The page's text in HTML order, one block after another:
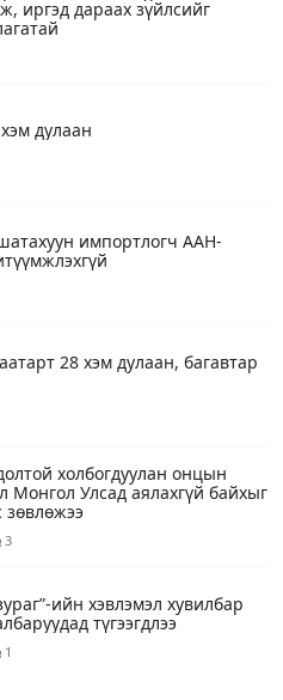
иргэд дараах зүйлсийг
дулаан
импортлогч ААН-
28 хэм дулаан, багавтар
холбогдуулан онцын
Монгол Улсад аялахгүй байхыг
3
ийн хэвлэмэл хувилбар
түгээгдлээ
1